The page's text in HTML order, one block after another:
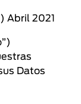
Abril 2021
Datos